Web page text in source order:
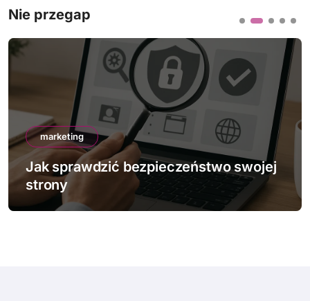
Nie przegap
marketing
Jak sprawdzić bezpieczeństwo swojej
strony